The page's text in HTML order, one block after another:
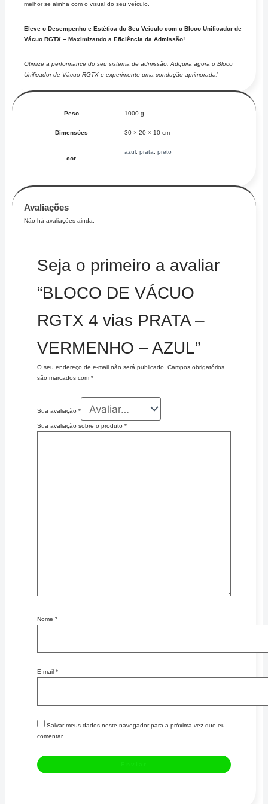
melhor se alinha com o visual do seu veículo.
Eleve o Desempenho e Estética do Seu Veículo com o Bloco Unificador de
Vácuo RGTX – Maximizando a Eficiência da Admissão!
Otimize a performance do seu sistema de admissão. Adquira agora o Bloco
Unificador de Vácuo RGTX e experimente uma condução aprimorada!
Peso 1000 g
Dimensões 30 × 20 × 10 cm
cor
azul ,prata ,preto
Avaliações
Não há avaliações ainda.
Seja o primeiro a avaliar
“BLOCO DE VÁCUO
RGTX 4 vias PRATA –
VERMENHO – AZUL”
O seu endereço de e-mail não será publicado.
Campos obrigatórios
são marcados com *
Sua avaliação *
Sua avaliação sobre o produto *
Nome *
E-mail *
Salvar meus dados neste navegador para a próxima vez que eu
comentar.